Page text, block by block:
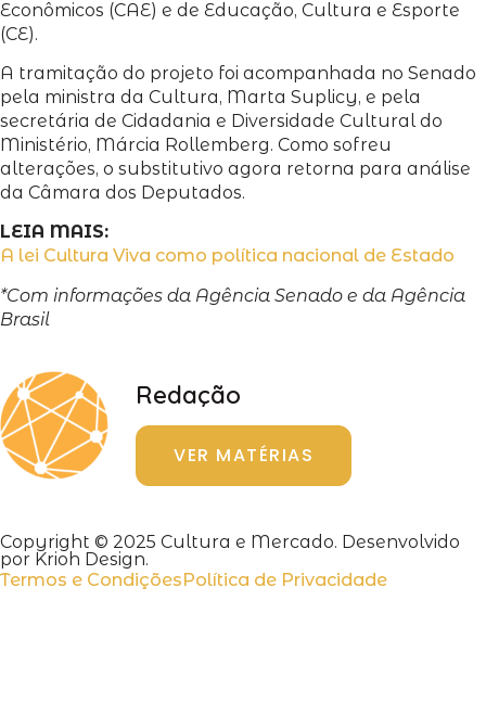
Econômicos (CAE) e de Educação, Cultura e Esporte
(CE).
A tramitação do projeto foi acompanhada no Senado
pela ministra da Cultura, Marta Suplicy, e pela
secretária de Cidadania e Diversidade Cultural do
Ministério, Márcia Rollemberg. Como sofreu
alterações, o substitutivo agora retorna para análise
da Câmara dos Deputados.
LEIA MAIS:
A lei Cultura Viva como política nacional de Estado
*Com informações da Agência Senado e da Agência
Brasil
Redação
VER MATÉRIAS
Copyright © 2025 Cultura e Mercado. Desenvolvido
por Krioh Design.
Termos e CondiçõesPolítica de Privacidade